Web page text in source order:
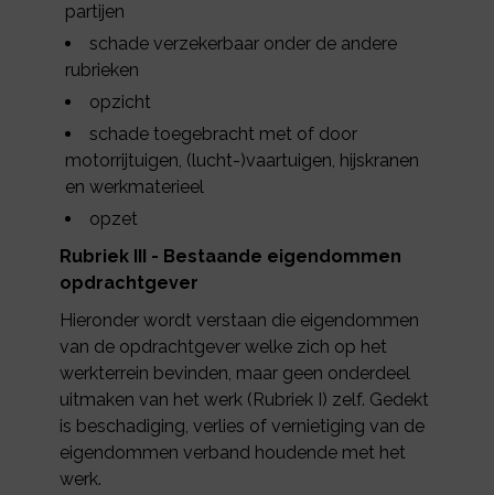
partijen
schade verzekerbaar onder de andere
rubrieken
opzicht
schade toegebracht met of door
motorrijtuigen, (lucht-)vaartuigen, hijskranen
en werkmaterieel
opzet
Rubriek III - Bestaande eigendommen
opdrachtgever
Hieronder wordt verstaan die eigendommen
van de opdrachtgever welke zich op het
werkterrein bevinden, maar geen onderdeel
uitmaken van het werk (Rubriek I) zelf. Gedekt
is beschadiging, verlies of vernietiging van de
eigendommen verband houdende met het
werk.